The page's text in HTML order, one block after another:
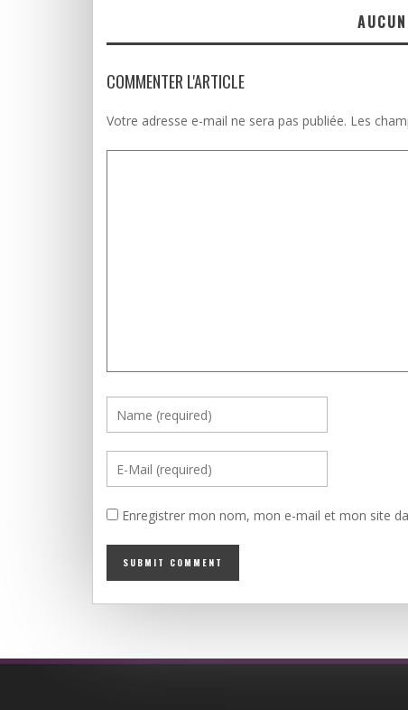
COMMENTER L'ARTICLE
Votre adresse e-mail ne sera pas publiée. Les
Enregistrer mon nom, mon e-mail et mon site